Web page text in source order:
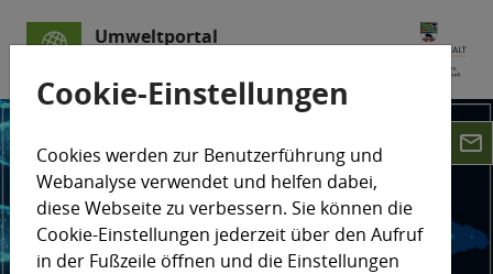
Umweltportal
Cookie-Einstellungen
Cookies werden zur Benutzerführung und
Webanalyse verwendet und helfen dabei,
diese Webseite zu verbessern. Sie können die
Cookie-Einstellungen jederzeit über den Aufruf
in der Fußzeile öffnen und die Einstellungen
email